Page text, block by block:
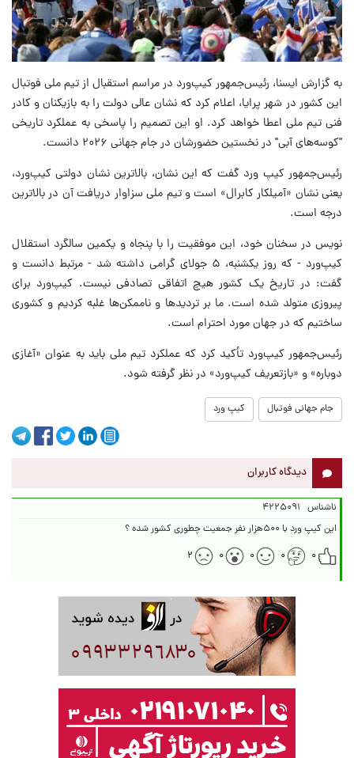
به گزارش ایسنا، رئیس‌جمهور کیپ‌ورد در مراسم استقبال از تیم ملی فوتبال
این کشور در شهر پرایا، اعلام کرد که نشان عالی دولت را به بازیکنان و کادر
فنی تیم ملی اعطا خواهد کرد. او این تصمیم را پاسخی به عملکرد تاریخی
"کوسه‌های آبی" در نخستین حضورشان در جام جهانی ۲۰۲۶ دانست.
رئیس‌جمهور کیپ ورد گفت که این نشان، بالاترین نشان دولتی کیپ‌ورد،
یعنی نشان «آمیلکار کابرال» است و تیم ملی سزاوار دریافت آن در بالاترین
درجه است.
نویس در سخنان خود، این موفقیت را با پنجاه و یکمین سالگرد استقلال
کیپ‌ورد - که روز یکشنبه، ۵ جولای گرامی داشته شد - مرتبط دانست و
گفت: در تاریخ یک کشور هیچ اتفاقی تصادفی نیست. کیپ‌ورد برای
پیروزی متولد شده است. ما بر تردیدها و ناممکن‌ها غلبه کردیم و کشوری
ساختیم که در جهان مورد احترام است.
رئیس‌جمهور کیپ‌ورد تأکید کرد که عملکرد تیم ملی باید به عنوان «آغازی
دوباره» و «بازتعریف کیپ‌ورد» در نظر گرفته شود.
جام جهانی فوتبال کیپ ورد
دیدگاه کاربران
ناشناس ۴۲۲۵۰۹۱
این کیپ ورد با ۵۰۰هزار نفر جمعیت چطوری کشور شده ؟
۰
۰ ۰ ۰ ۲